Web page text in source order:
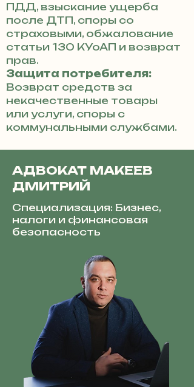
ПДД, взыскание ущерба
после ДТП, споры со
страховыми, обжалование
статьи 130 КУоАП и возврат
прав.
Защита потребителя:
Возврат средств за
некачественные товары
или услуги, споры с
коммунальными службами.
АДВОКАТ МАКЕЕВ
ДМИТРИЙ
Специализация: Бизнес,
налоги и финансовая
безопасность